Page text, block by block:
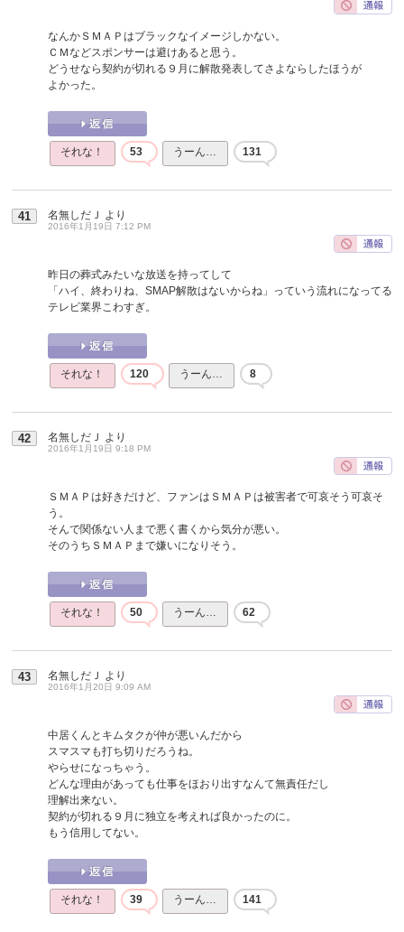
なんかＳＭＡＰはブラックなイメージしかない。
ＣＭなどスポンサーは避けあると思う。
どうせなら契約が切れる９月に解散発表してさよならしたほうが
よかった。
それな！ 53 うーん… 131
41 名無しだＪ より
2016年1月19日 7:12 PM
昨日の葬式みたいな放送を持ってして
「ハイ、終わりね、SMAP解散はないからね」っていう流れになってる
テレビ業界こわすぎ。
それな！ 120 うーん… 8
42 名無しだＪ より
2016年1月19日 9:18 PM
ＳＭＡＰは好きだけど、ファンはＳＭＡＰは被害者で可哀そう可哀そ
う。
そんで関係ない人まで悪く書くから気分が悪い。
そのうちＳＭＡＰまで嫌いになりそう。
それな！ 50 うーん… 62
43 名無しだＪ より
2016年1月20日 9:09 AM
中居くんとキムタクが仲が悪いんだから
スマスマも打ち切りだろうね。
やらせになっちゃう。
どんな理由があっても仕事をほおり出すなんて無責任だし
理解出来ない。
契約が切れる９月に独立を考えれば良かったのに。
もう信用してない。
それな！ 39 うーん… 141